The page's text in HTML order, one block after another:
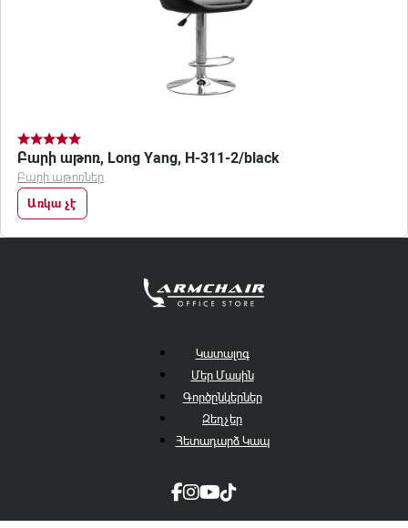
Բարի աթոռ, Long Yang, H-311-2/black
Բարի աթոռներ
Առկա չէ
Կատալոգ
Մեր Մասին
Գործընկերներ
Զեղչեր
Հետադարձ Կապ